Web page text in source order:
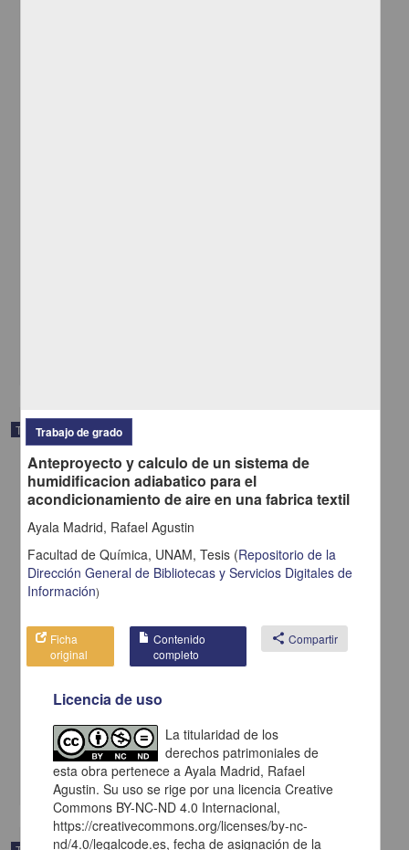
Trabajo de grado
Influencia de la modernizacion en algunos aspectos motivacionales
Biología y Química
Trabajo de grado
Anteproyecto y calculo de un sistema de
humidificacion adiabatico para el
acondicionamiento de aire en una fabrica textil
Ayala Madrid, Rafael Agustin
Facultad de Química, UNAM, Tesis (Repositorio de la
Dirección General de Bibliotecas y Servicios Digitales de
Información)
Ficha
original
Contenido
completo
share Compartir
Licencia de uso
La titularidad de los
derechos patrimoniales de
esta obra pertenece a Ayala Madrid, Rafael
Agustin. Su uso se rige por una licencia Creative
Commons BY-NC-ND 4.0 Internacional,
https://creativecommons.org/licenses/by-nc-
nd/4.0/legalcode.es, fecha de asignación de la